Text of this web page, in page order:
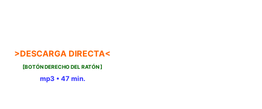
>DESCARGA DIRECTA<
[BOTÓN DERECHO DEL RATÓN ]
mp3 • 47 min.